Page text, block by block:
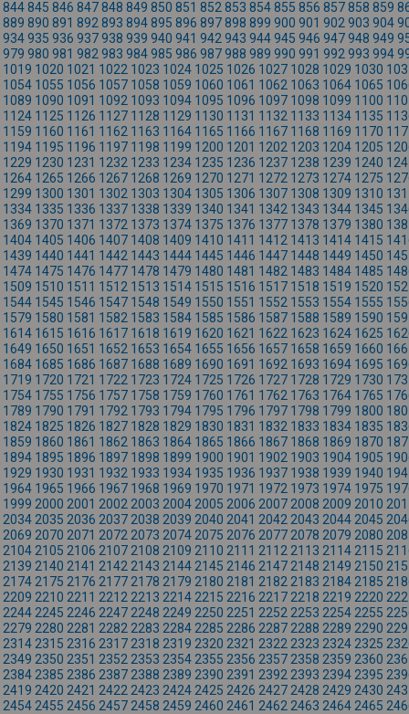
844845 846 847848 849 850 851 852 853 854855 856 857858 859
889 890 891 892 893 894895 896 897898 899 900 901 902 903 904
934935 936 937938 939 940 941 942 943 944945 946 947948 949
979 980 981 982 983 984985 986 987988 989 990 991 992 993 994
1019 1020 1021 1022 1023 1024 1025 1026 1027 1028 1029 1030
1054 1055 1056 1057 1058 1059 1060 1061 1062 1063 1064 1065
1089 1090 1091 1092 1093 1094 1095 1096 1097 1098 1099 1100
1124 1125 1126 1127 1128 1129 1130 1131 1132 1133 1134 1135
1159 1160 1161 1162 1163 1164 1165 1166 1167 1168 1169 1170
1194 1195 1196 1197 1198 1199 1200 1201 1202 1203 1204 1205
1229 1230 1231 1232 1233 1234 1235 1236 1237 1238 1239 1240
1264 1265 1266 1267 1268 1269 1270 1271 1272 1273 1274 1275
1299 1300 1301 1302 1303 1304 1305 1306 1307 1308 1309 1310
1334 1335 1336 1337 1338 1339 1340 1341 1342 1343 1344 1345
1369 1370 1371 1372 1373 1374 1375 1376 1377 1378 1379 1380
1404 1405 1406 1407 1408 1409 1410 1411 1412 1413 1414 1415
1439 1440 1441 1442 1443 1444 1445 1446 1447 1448 1449 1450
1474 1475 1476 1477 1478 1479 1480 1481 1482 1483 1484 1485
1509 1510 1511 1512 1513 1514 1515 1516 1517 1518 1519 1520
1544 1545 1546 1547 1548 1549 1550 1551 1552 1553 1554 1555
1579 1580 1581 1582 1583 1584 1585 1586 1587 1588 1589 1590
1614 1615 1616 1617 1618 1619 1620 1621 1622 1623 1624 1625
1649 1650 1651 1652 1653 1654 1655 1656 1657 1658 1659 1660
1684 1685 1686 1687 1688 1689 1690 1691 1692 1693 1694 1695
1719 1720 1721 1722 1723 1724 1725 1726 1727 1728 1729 1730
1754 1755 1756 1757 1758 1759 1760 1761 1762 1763 1764 1765
1789 1790 1791 1792 1793 1794 1795 1796 1797 1798 1799 1800
1824 1825 1826 1827 1828 1829 1830 1831 1832 1833 1834 1835
1859 1860 1861 1862 1863 1864 1865 1866 1867 1868 1869 1870
1894 1895 1896 1897 1898 1899 1900 1901 1902 1903 1904 1905
1929 1930 1931 1932 1933 1934 1935 1936 1937 1938 1939 1940
1964 1965 1966 1967 1968 1969 1970 1971 1972 1973 1974 1975
1999 2000 2001 2002 2003 2004 2005 2006 2007 2008 2009 2010
2034 2035 2036 2037 2038 2039 2040 2041 2042 2043 2044 2045
2069 2070 2071 2072 2073 2074 2075 2076 2077 2078 2079 2080
2104 2105 2106 2107 2108 2109 2110 2111 2112 2113 2114 2115
2139 2140 2141 2142 2143 2144 2145 2146 2147 2148 2149 2150
2174 2175 2176 2177 2178 2179 2180 2181 2182 2183 2184 2185
2209 2210 2211 2212 2213 2214 2215 2216 2217 2218 2219 2220
2244 2245 2246 2247 2248 2249 2250 2251 2252 2253 2254 2255
2279 2280 2281 2282 2283 2284 2285 2286 2287 2288 2289 2290
2314 2315 2316 2317 2318 2319 2320 2321 2322 2323 2324 2325
2349 2350 2351 2352 2353 2354 2355 2356 2357 2358 2359 2360
2384 2385 2386 2387 2388 2389 2390 2391 2392 2393 2394 2395
2419 2420 2421 2422 2423 2424 2425 2426 2427 2428 2429 2430
2454 2455 2456 2457 2458 2459 2460 2461 2462 2463 2464 2465